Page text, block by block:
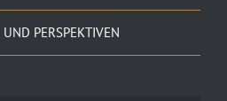
PERSPEKTIVEN